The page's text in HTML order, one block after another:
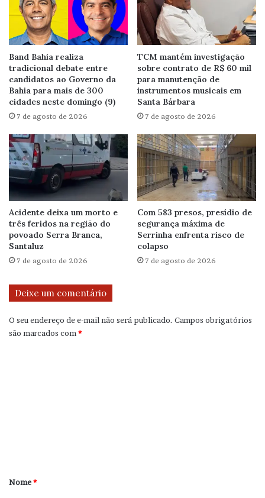
Band Bahia realiza
tradicional debate entre
candidatos ao Governo da
Bahia para mais de 300
cidades neste domingo (9)
7 de agosto de 2026
TCM mantém investigação
sobre contrato de R$ 60 mil
para manutenção de
instrumentos musicais em
Santa Bárbara
7 de agosto de 2026
Acidente deixa um morto e
três feridos na região do
povoado Serra Branca,
Santaluz
7 de agosto de 2026
Com 583 presos, presídio de
segurança máxima de
Serrinha enfrenta risco de
colapso
7 de agosto de 2026
Deixe um comentário
O seu endereço de e-mail não será publicado. Campos obrigatórios
são marcados com *
r
Nome*